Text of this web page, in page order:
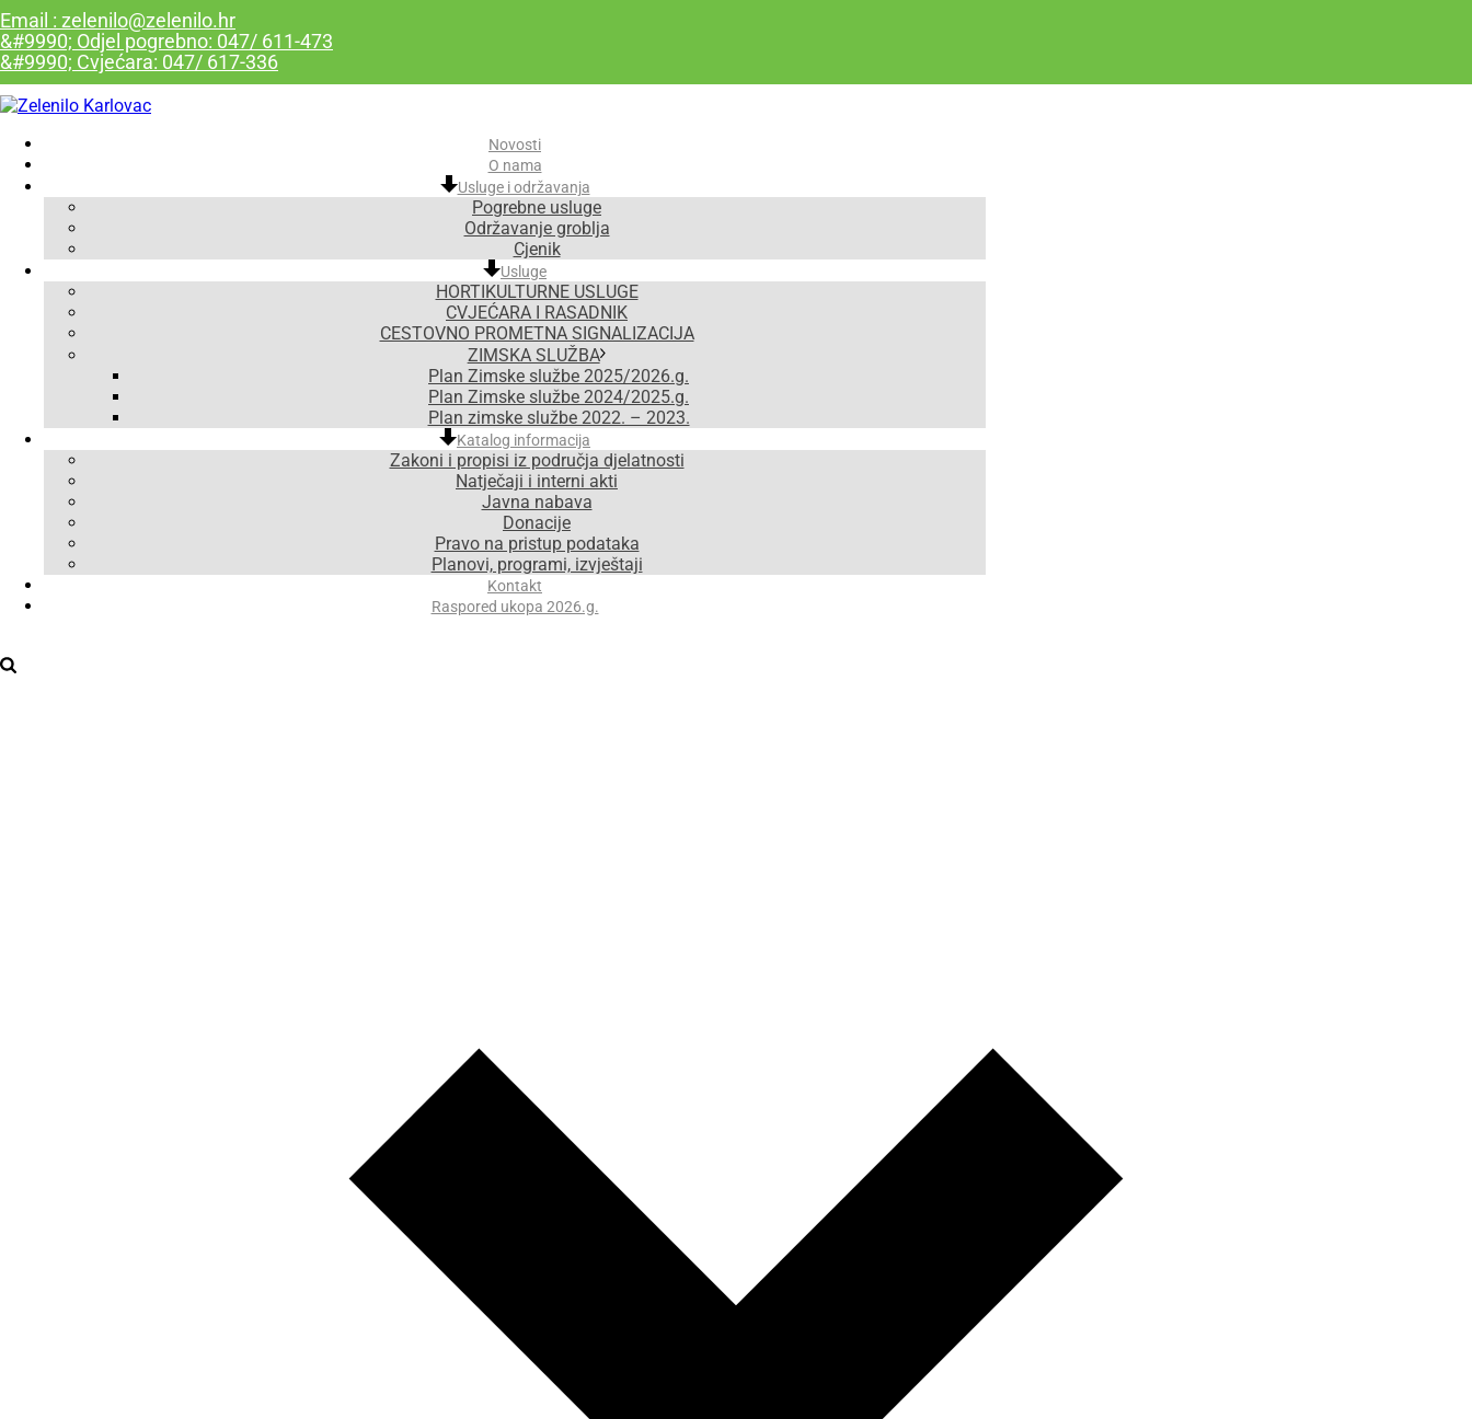
Email : zelenilo@zelenilo.hr
&#9990; Odjel pogrebno: 047/ 611-473
&#9990; Cvjećara: 047/ 617-336
Novosti
O nama
Usluge i održavanja
Pogrebne usluge
Održavanje groblja
Cjenik
Usluge
HORTIKULTURNE USLUGE
CVJEĆARA I RASADNIK
CESTOVNO PROMETNA SIGNALIZACIJA
ZIMSKA SLUŽBA
Plan Zimske službe 2025/2026.g.
Plan Zimske službe 2024/2025.g.
Plan zimske službe 2022. – 2023.
Katalog informacija
Zakoni i propisi iz područja djelatnosti
Natječaji i interni akti
Javna nabava
Donacije
Pravo na pristup podataka
Planovi, programi, izvještaji
Kontakt
Raspored ukopa 2026.g.